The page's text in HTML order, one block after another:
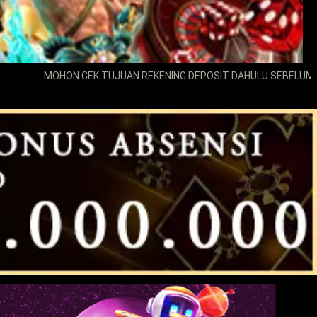
CEK TUJUAN REKENING DEPOSIT DAHULU SEBELUM